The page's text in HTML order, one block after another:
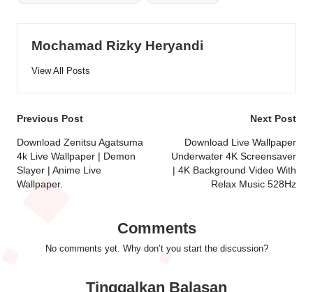
Mochamad Rizky Heryandi
View All Posts
Post
navigation
Previous Post
Download Zenitsu Agatsuma
4k Live Wallpaper | Demon
Slayer | Anime Live
Wallpaper.
Next Post
Download Live Wallpaper
Underwater 4K Screensaver
| 4K Background Video With
Relax Music 528Hz
Comments
No comments yet. Why don’t you start the discussion?
Tinggalkan Balasan